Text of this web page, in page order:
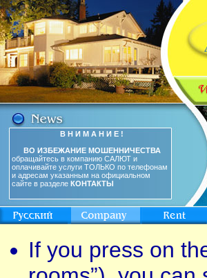
В Н И М А Н И Е !
ВО ИЗБЕЖАНИЕ МОШЕННИЧЕСТВА
обращайтесь в компанию САЛЮТ и
оплачивайте услуги ТОЛЬКО по телефонам
и адресам указанным на официальном
сайте в разделе КОНТАКТЫ
If you press on